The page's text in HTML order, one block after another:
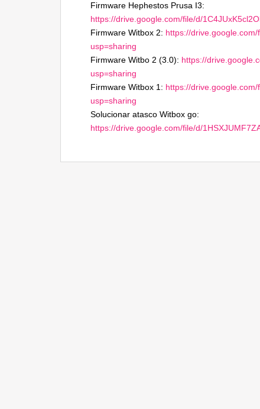
Firmware Hephestos Prusa I3:
https://drive.google.com/file/d/
Firmware Witbox 2: https://
usp=sharing
Firmware Witbo 2 (3.0): https://
usp=sharing
Firmware Witbox 1: https://
usp=sharing
Solucionar atasco Witbox go:
https://drive.google.com/file/d/